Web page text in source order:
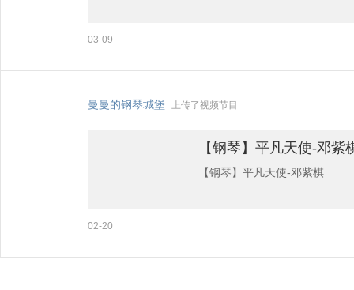
03-09
曼曼的钢琴城堡 上传了视频节目
【钢琴】平凡天使-邓紫
【钢琴】平凡天使-邓紫棋
02-20